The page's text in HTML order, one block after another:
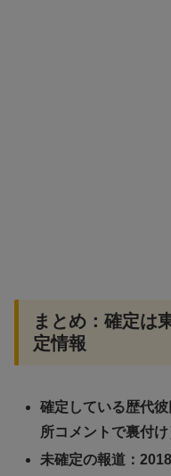
まとめ：確定は
定情報
確定している歴代
所コメントで裏付け
未確定の報道：